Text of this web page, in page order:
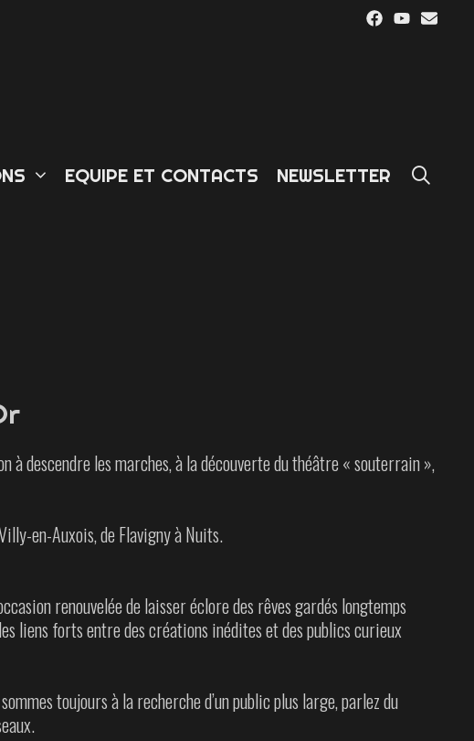
EQUIPE ET CONTACTS NEWSLETTER
à descendre les marches, à la découverte du théâtre « souterrain »,
en-Auxois, de Flavigny à Nuits.
renouvelée de laisser éclore des rêves gardés longtemps
liens forts entre des créations inédites et des publics curieux
toujours à la recherche d’un public plus large, parlez du